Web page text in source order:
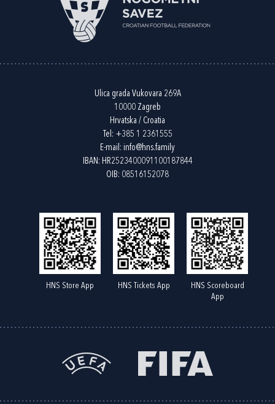
Ulica grada Vukovara 269A
10000 Zagreb
Hrvatska / Croatia
Tel: +385 1 2361555
E-mail: info@hns.family
IBAN: HR2523400091100187844
OIB: 08516152078
HNS Store App HNS Tickets App
HNS Scoreboard
App